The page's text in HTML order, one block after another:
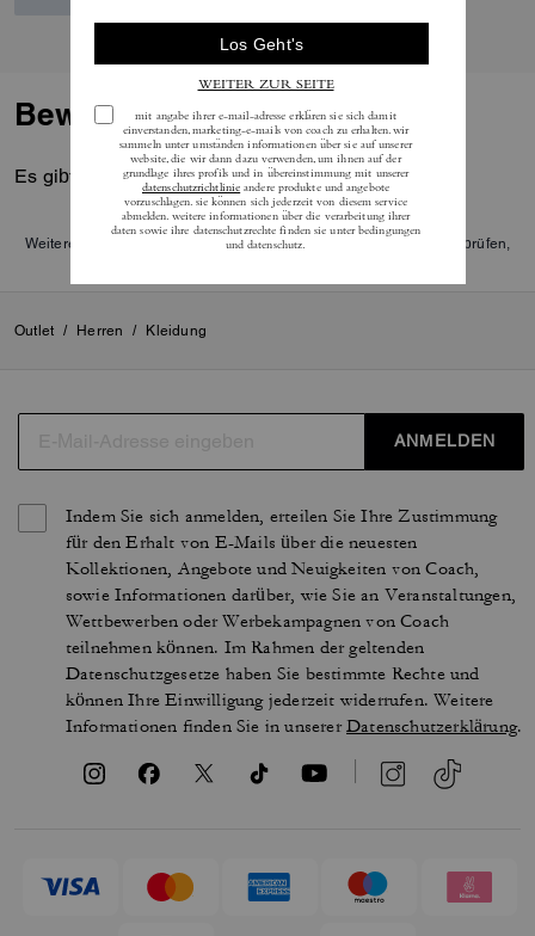
Bewertungen
Es gibt noch keine Reviews.
Weitere Informationen darüber, wie wir unsere Bewertungen überprüfen,
Outlet / Herren / Kleidung
ANMELDEN
Indem Sie sich anmelden, erteilen Sie Ihre Zustimmung
für den Erhalt von E-Mails über die neuesten
Kollektionen, Angebote und Neuigkeiten von Coach,
sowie Informationen darüber, wie Sie an Veranstaltungen,
Wettbewerben oder Werbekampagnen von Coach
teilnehmen können. Im Rahmen der geltenden
Datenschutzgesetze haben Sie bestimmte Rechte und
können Ihre Einwilligung jederzeit widerrufen. Weitere
Informationen finden Sie in unsererDatenschutzerklärung.